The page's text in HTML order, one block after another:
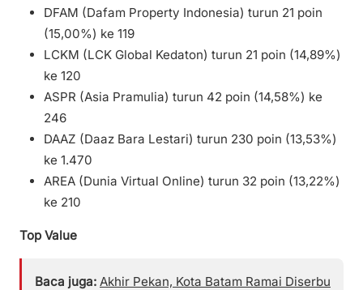
DFAM (Dafam Property Indonesia) turun 21 poin
(15,00%) ke 119
LCKM (LCK Global Kedaton) turun 21 poin (14,89%)
ke 120
ASPR (Asia Pramulia) turun 42 poin (14,58%) ke
246
DAAZ (Daaz Bara Lestari) turun 230 poin (13,53%)
ke 1.470
AREA (Dunia Virtual Online) turun 32 poin (13,22%)
ke 210
Top Value
Baca juga: Akhir Pekan, Kota Batam Ramai Diserbu